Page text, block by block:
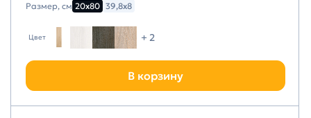
Размер, см 20х80 39,8х8
Цвет + 2
В корзину